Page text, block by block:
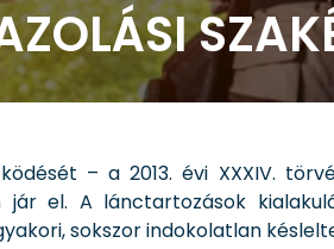
– a 2013. évi XXXIV.
el. A lánctartozások
sokszor indokolatlan